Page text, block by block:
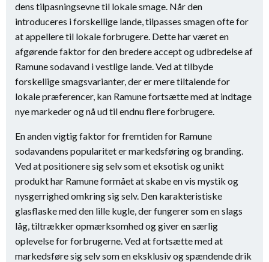
dens tilpasningsevne til lokale smage. Når den
introduceres i forskellige lande, tilpasses smagen ofte for
at appellere til lokale forbrugere. Dette har været en
afgørende faktor for den bredere accept og udbredelse af
Ramune sodavand i vestlige lande. Ved at tilbyde
forskellige smagsvarianter, der er mere tiltalende for
lokale præferencer, kan Ramune fortsætte med at indtage
nye markeder og nå ud til endnu flere forbrugere.
En anden vigtig faktor for fremtiden for Ramune
sodavandens popularitet er markedsføring og branding.
Ved at positionere sig selv som et eksotisk og unikt
produkt har Ramune formået at skabe en vis mystik og
nysgerrighed omkring sig selv. Den karakteristiske
glasflaske med den lille kugle, der fungerer som en slags
låg, tiltrækker opmærksomhed og giver en særlig
oplevelse for forbrugerne. Ved at fortsætte med at
markedsføre sig selv som en eksklusiv og spændende drik